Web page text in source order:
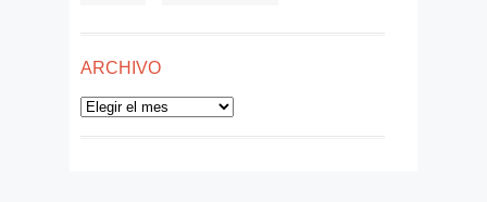
ARCHIVO
Archivo